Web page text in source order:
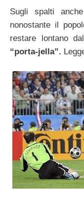
Sugli spalti
nonostante il
restare lontano
“porta-jella”.